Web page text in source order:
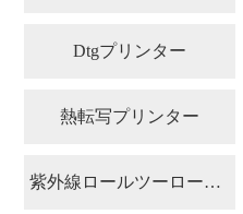
Dtgプリンター
熱転写プリンター
紫外線ロールツーロールプリンター